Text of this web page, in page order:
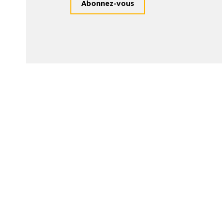
Abonnez-vous